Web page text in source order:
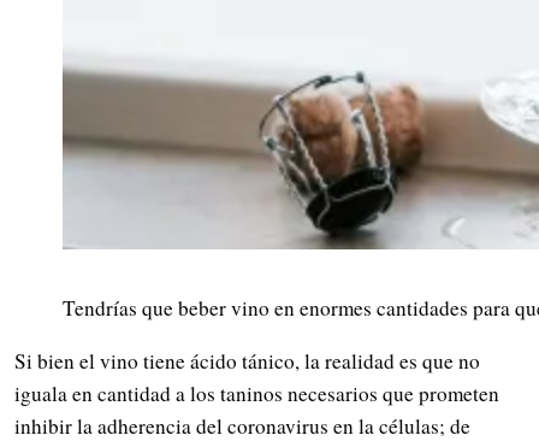
Tendrías que beber vino en enormes cantidades para
Si bien el vino tiene ácido tánico, la realidad es que no
iguala en cantidad a los taninos necesarios que prometen
inhibir la adherencia del coronavirus en la células; de